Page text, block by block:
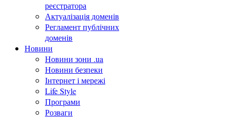
реєстратора
Актуалізація доменів
Регламент публічних
доменів
Новини
Новини зони .ua
Новини безпеки
Інтернет і мережі
Life Style
Програми
Розваги